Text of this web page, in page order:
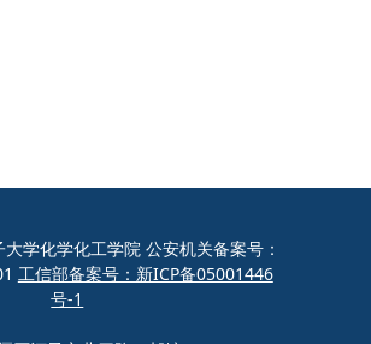
学化学化工学院 公安机关备案号：
工信部备案号：新ICP备05001446
号-1